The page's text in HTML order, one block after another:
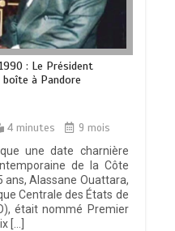
1990 : Le Président
à Pandore
4 minutes
9 mois
une date charnière
de la Côte
ans, Alassane Ouattara,
Centrale des États de
était nommé Premier
[…]